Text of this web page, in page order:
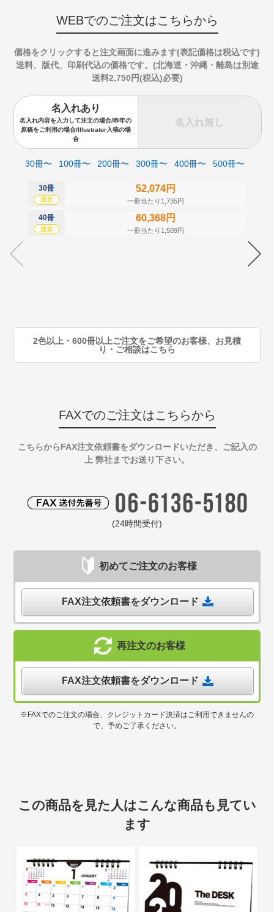
WEBでのご注文はこちらから
価格をクリックすると注文画面に進みます(表記価格は税込です)
送料、版代、印刷代込の価格です。(北海道・沖縄・離島は別途
送料2,750円(税込)必要)
名入れあり
名入れ内容を入力して注文の場合/昨年の
原稿をご利用の場合/Illustrator入稿の場
合
名入れ無し
30冊〜 100冊〜 200冊〜 300冊〜 400冊〜 500冊〜
30冊
注文
52,074円
一冊当たり1,735円
40冊
注文
60,368円
一冊当たり1,509円
2色以上・600冊以上ご注文をご希望のお客様、お見積
り・ご相談はこちら
FAXでのご注文はこちらから
こちらからFAX注文依頼書をダウンロードいただき、ご記入の
上 弊社までお送り下さい。
(24時間受付)
初めてご注文のお客様
FAX注文依頼書をダウンロード
再注文のお客様
FAX注文依頼書をダウンロード
※FAXでのご注文の場合、クレジットカード決済はご利用できませんの
で、予めご了承ください。
この商品を見た人はこんな商品も見てい
ます